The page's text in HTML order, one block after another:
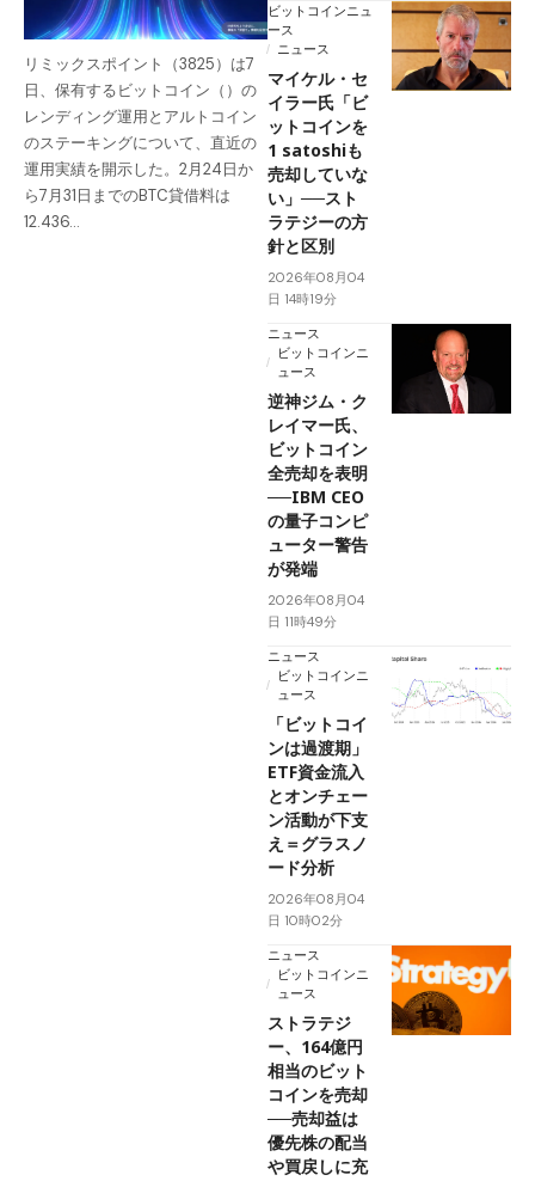
リミックスポイント（3825）は7
日、保有するビットコイン（）の
レンディング運用とアルトコイン
のステーキングについて、直近の
運用実績を開示した。2月24日か
ら7月31日までのBTC貸借料は
12.436…
ビットコインニュ
ース
ニュース
マイケル・セ
イラー氏「ビ
ットコインを
1 satoshiも
売却していな
い」──スト
ラテジーの方
針と区別
2026年08月04
日 14時19分
ニュース
ビットコインニ
ュース
逆神ジム・ク
レイマー氏、
ビットコイン
全売却を表明
──IBM CEO
の量子コンピ
ューター警告
が発端
2026年08月04
日 11時49分
ニュース
ビットコインニ
ュース
「ビットコイ
ンは過渡期」
ETF資金流入
とオンチェー
ン活動が下支
え＝グラスノ
ード分析
2026年08月04
日 10時02分
ニュース
ビットコインニ
ュース
ストラテジ
ー、164億円
相当のビット
コインを売却
──売却益は
優先株の配当
や買戻しに充